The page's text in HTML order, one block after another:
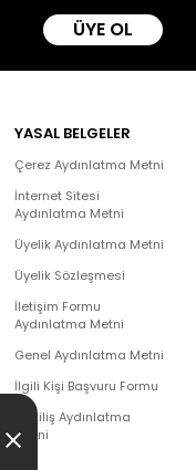
ÜYE OL
YASAL BELGELER
Çerez Aydınlatma Metni
İnternet Sitesi
Aydınlatma Metni
Üyelik Aydınlatma Metni
Üyelik Sözleşmesi
İletişim Formu
Aydınlatma Metni
Genel Aydınlatma Metni
İlgili Kişi Başvuru Formu
Çekiliş Aydınlatma
Metni